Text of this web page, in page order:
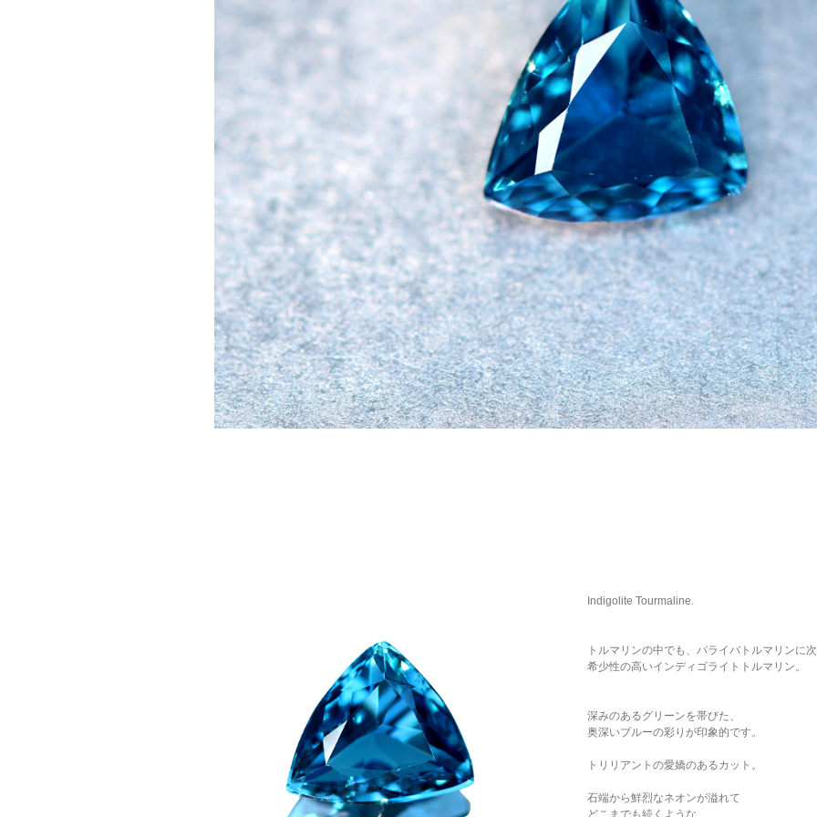
Indigolite Tourmaline.
トルマリンの中でも、パライバトルマリンに
希少性の高いインディゴライトトルマリン。
深みのあるグリーンを帯びた、
奥深いブルーの彩りが印象的です。
トリリアントの愛嬌のあるカット。
石端から鮮烈なネオンが溢れて
どこまでも続くような